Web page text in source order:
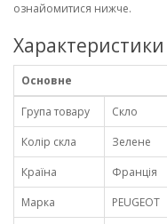
ознайомитися нижче.
Характеристики
Основне
Група товару
Скло
Колір скла
Зелене
Країна
Франція
Марка
PEUGEOT